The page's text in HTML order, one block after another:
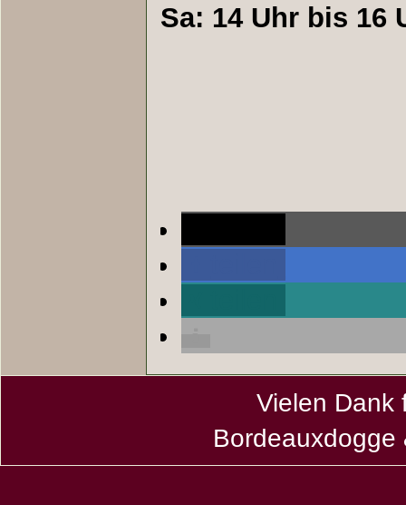
Sa: 14 Uhr bis 16
Vielen Dank
Bordeauxdogge